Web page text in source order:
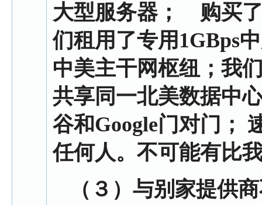
大型服务器； 购买
们租用了专用1GBps
中美主干网枢纽；我
共享同一北美数据中
谷和Google门对门；
任何人。不可能有比
（３）与别家提供